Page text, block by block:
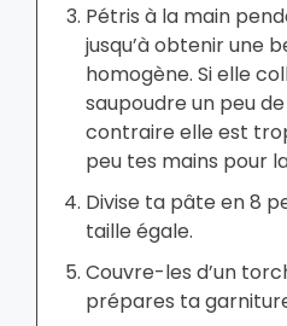
Pétris à la main
jusqu’à obtenir une
homogène. Si elle
saupoudre un peu
contraire elle est
peu tes mains pour
Divise ta pâte en 8
taille égale.
Couvre-les d’un
prépares ta